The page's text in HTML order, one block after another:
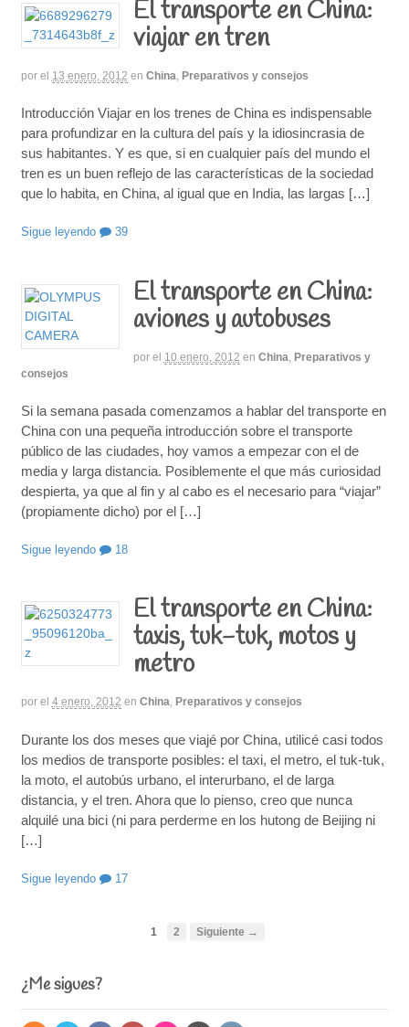
El transporte en China:
viajar en tren
por el 13 enero, 2012 en China, Preparativos y consejos
Introducción Viajar en los trenes de China es indispensable
para profundizar en la cultura del país y la idiosincrasia de
sus habitantes. Y es que, si en cualquier país del mundo el
tren es un buen reflejo de las características de la sociedad
que lo habita, en China, al igual que en India, las largas […]
Sigue leyendo 39
El transporte en China:
aviones y autobuses
por el 10 enero, 2012 en China Preparativos y
consejos
Si la semana pasada comenzamos a hablar del transporte en
China con una pequeña introducción sobre el transporte
público de las ciudades, hoy vamos a empezar con el de
media y larga distancia. Posiblemente el que más curiosidad
despierta, ya que al fin y al cabo es el necesario para “viajar”
(propiamente dicho) por el […]
Sigue leyendo 18
El transporte en China:
taxis, tuk-tuk, motos y
metro
por el 4 enero, 2012 en China, Preparativos y consejos
Durante los dos meses que viajé por China, utilicé casi todos
los medios de transporte posibles: el taxi, el metro, el tuk-tuk,
la moto, el autobús urbano, el interurbano, el de larga
distancia, y el tren. Ahora que lo pienso, creo que nunca
alquilé una bici (ni para perderme en los hutong de Beijing ni
[…]
Sigue leyendo 17
1 2 Siguiente →
¿Me sigues?